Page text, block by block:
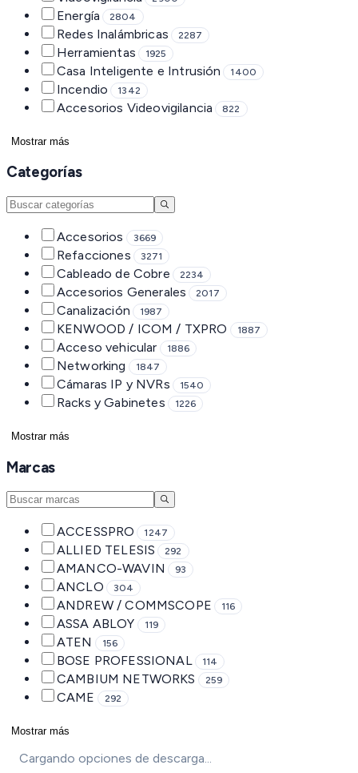
Energía 2804
Redes Inalámbricas 2287
Herramientas 1925
Casa Inteligente e Intrusión 1400
Incendio 1342
Accesorios Videovigilancia 822
Mostrar más
Categorías
Accesorios 3669
Refacciones 3271
Cableado de Cobre 2234
Accesorios Generales 2017
Canalización 1987
KENWOOD / ICOM / TXPRO 1887
Acceso vehicular 1886
Networking 1847
Cámaras IP y NVRs 1540
Racks y Gabinetes 1226
Mostrar más
Marcas
ACCESSPRO 1247
ALLIED TELESIS 292
AMANCO-WAVIN 93
ANCLO 304
ANDREW / COMMSCOPE 116
ASSA ABLOY 119
ATEN 156
BOSE PROFESSIONAL 114
CAMBIUM NETWORKS 259
CAME 292
Mostrar más
Cargando opciones de descarga...